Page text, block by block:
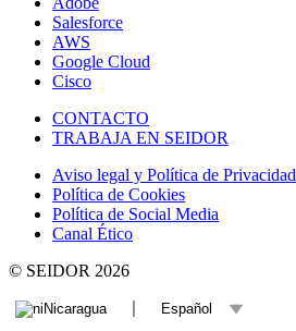
Salesforce
AWS
Google Cloud
Cisco
CONTACTO
TRABAJA EN SEIDOR
Aviso legal y Política de Privacidad
Política de Cookies
Política de Social Media
Canal Ético
© SEIDOR 2026
Nicaragua Español